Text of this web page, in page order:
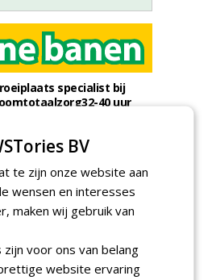
specialist bij
40 uur
bij
07-2026, Schalkwijk
Weijtmans
account manager
regio Noord &
BV
te zijn onze website aan
wensen en interesses
maken wij gebruik van
voor ons van belang
website ervaring